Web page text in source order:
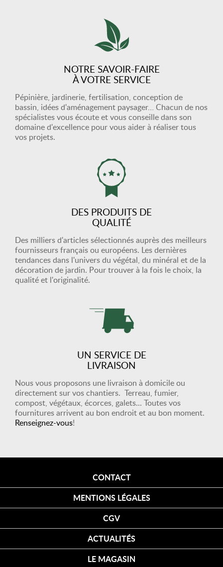
NOTRE SAVOIR-FAIRE
À VOTRE SERVICE
Pépinière, jardinerie, fertilisation, conception de
bassin, idées d'aménagement paysager… Chacun de nos
spécialistes vous écoute et vous conseille dans son
domaine d'excellence pour vous aider à réaliser tous
vos projets.
DES PRODUITS DE
QUALITÉ
Des milliers d'articles sélectionnés auprès des meilleurs
fournisseurs français ou européens. Les dernières
tendances dans l'univers du végétal, du minéral et de la
décoration de jardin. Pour trouver à la fois le choix, la
qualité et l'originalité.
UN SERVICE DE
LIVRAISON
Nous vous proposons une livraison à domicile ou
directement sur vos chantiers. Terreau, fumier,
compost, végétaux, écorces, galets... Toutes vos
fournitures arrivent au bon endroit et au bon moment.
Renseignez-vous!
CONTACT
MENTIONS LÉGALES
CGV
ACTUALITÉS
LE MAGASIN